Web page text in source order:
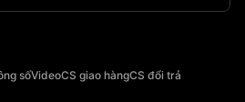
sốVideoCS giao hàngCS đổi trả